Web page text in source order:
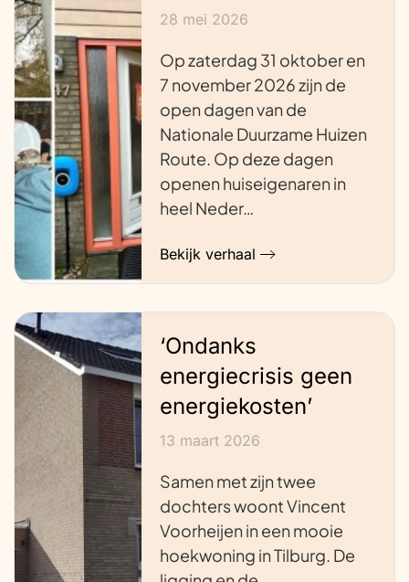
28 mei 2026
Op zaterdag 31 oktober en
7 november 2026 zijn de
open dagen van de
Nationale Duurzame Huizen
Route. Op deze dagen
openen huiseigenaren in
heel Neder…
Bekijk verhaal
‘Ondanks
energiecrisis geen
energiekosten’
13 maart 2026
Samen met zijn twee
dochters woont Vincent
Voorheijen in een mooie
hoekwoning in Tilburg. De